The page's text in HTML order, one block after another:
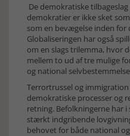
De demokratiske
demokratier er ikke sket
som en bevægelse inden for
Globaliseringen har også
om en slags trilemma, hvor
mellem to ud af tre mulige
og national
Terrortrussel og
demokratiske processer og
retning. Befolkningerne har
stærkt indgribende
behovet for både national